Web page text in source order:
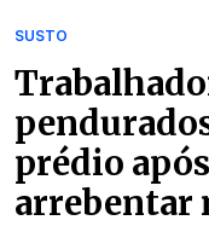
SUSTO
prédio
arrebentar